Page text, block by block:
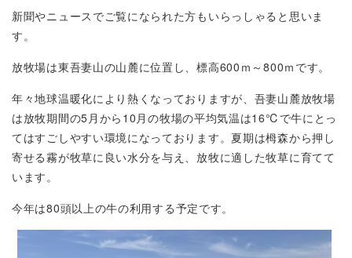
新聞やニュースでご覧になられた方もいらっしゃると思いま
す。
放牧場は東吾妻山の山麓に位置し、標高600 ｍ～800ｍです。
年々地球温暖化により熱くなっておりますが、吾妻山麓放牧場
は放牧期間の5 月から 10 月の牧場の平均気温は16℃ で牛にとっ
てはすごしやすい環境になっております。夏期は栂森から押し
寄せる霧が牧草に良い水分を与え、放牧に適した牧草に育てて
います。
今年は80頭以上の牛の利用する予定です。